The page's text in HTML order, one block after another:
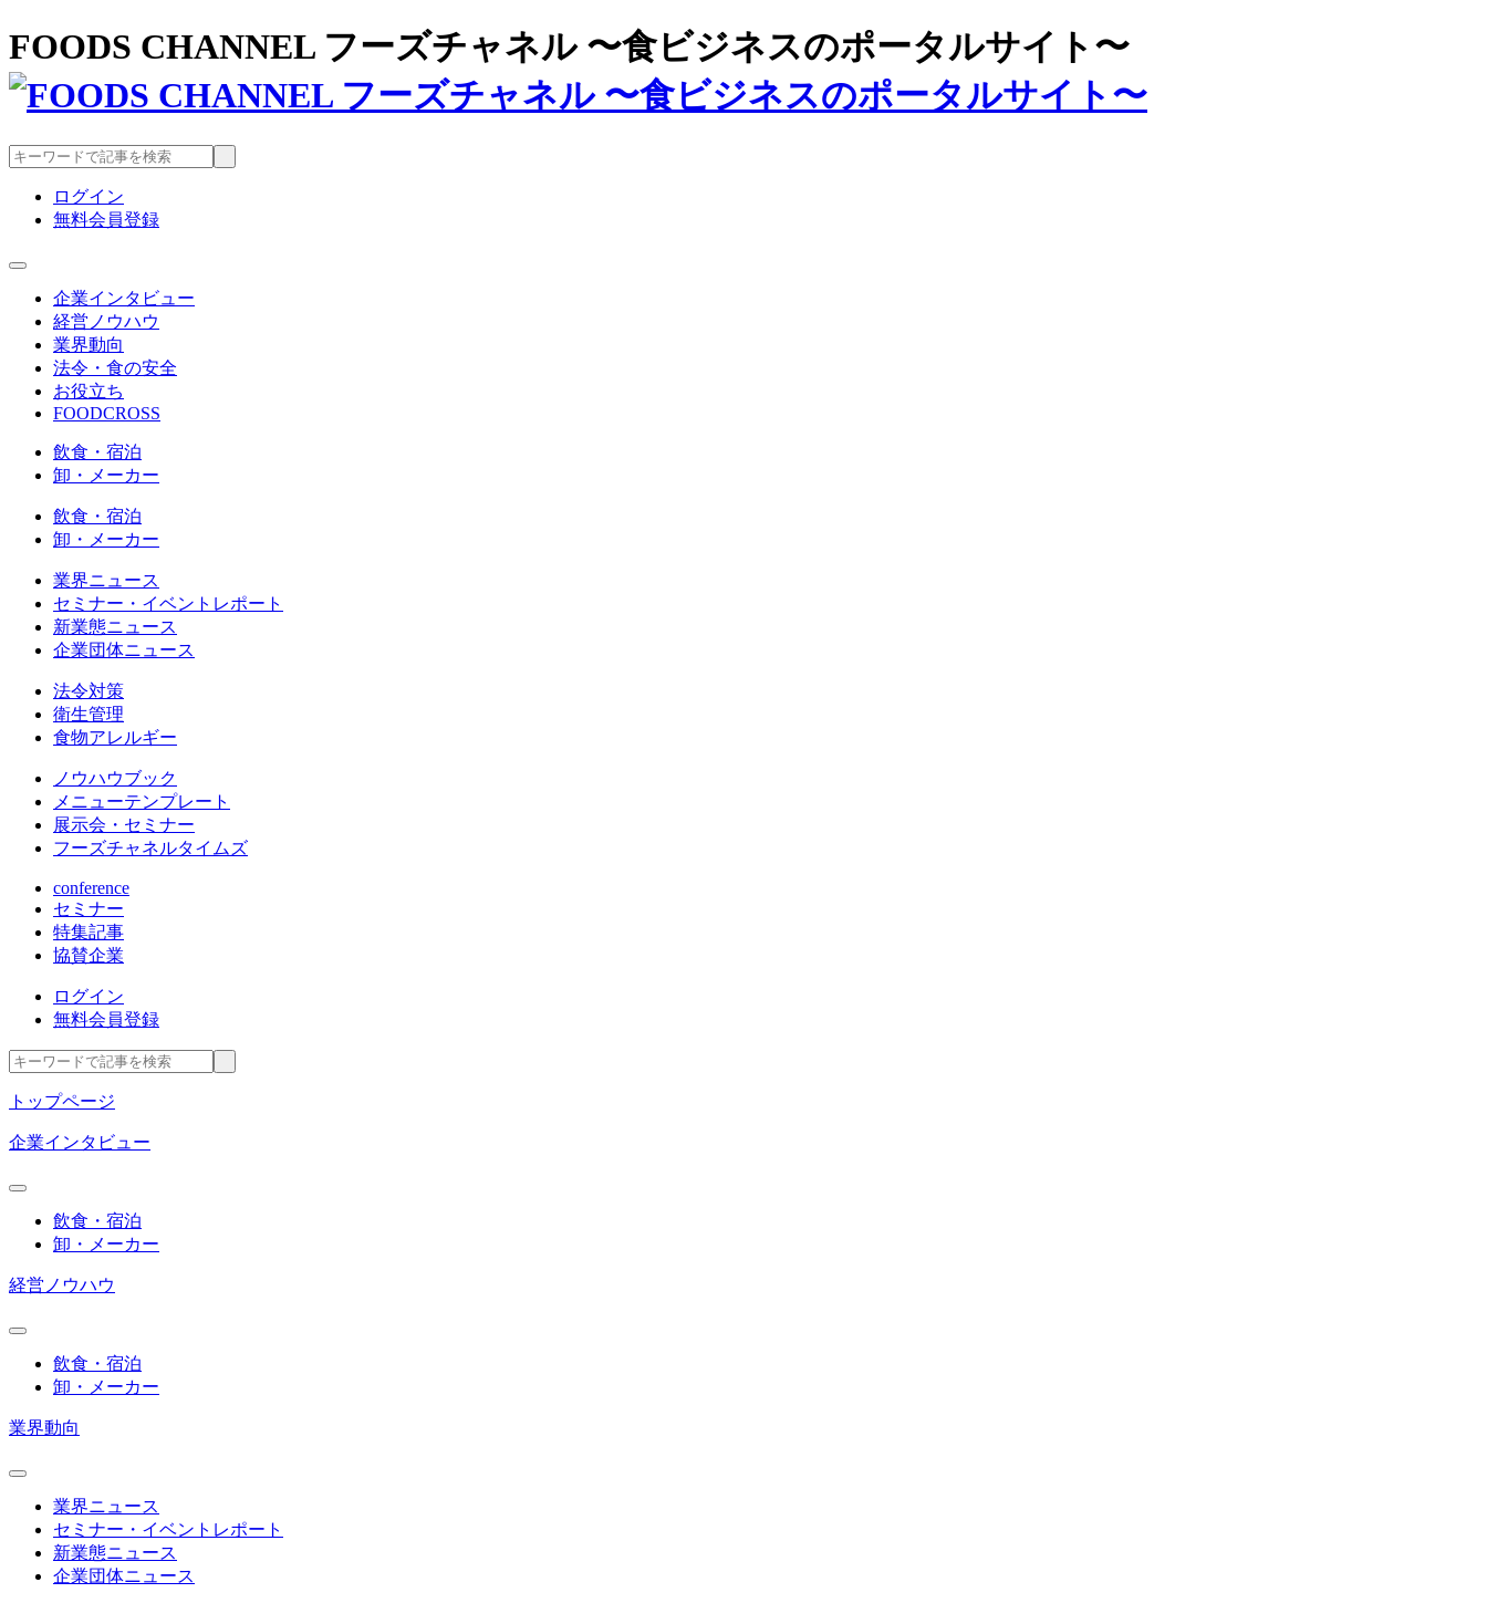
FOODS CHANNEL フーズチャネル 〜食ビジネスのポータルサイト〜
ログイン
無料会員登録
企業インタビュー
経営ノウハウ
業界動向
法令・食の安全
お役立ち
FOODCROSS
飲食・宿泊
卸・メーカー
飲食・宿泊
卸・メーカー
業界ニュース
セミナー・イベントレポート
新業態ニュース
企業団体ニュース
法令対策
衛生管理
食物アレルギー
ノウハウブック
メニューテンプレート
展示会・セミナー
フーズチャネルタイムズ
conference
セミナー
特集記事
協賛企業
ログイン
無料会員登録
トップページ
企業インタビュー
飲食・宿泊
卸・メーカー
経営ノウハウ
飲食・宿泊
卸・メーカー
業界動向
業界ニュース
セミナー・イベントレポート
新業態ニュース
企業団体ニュース